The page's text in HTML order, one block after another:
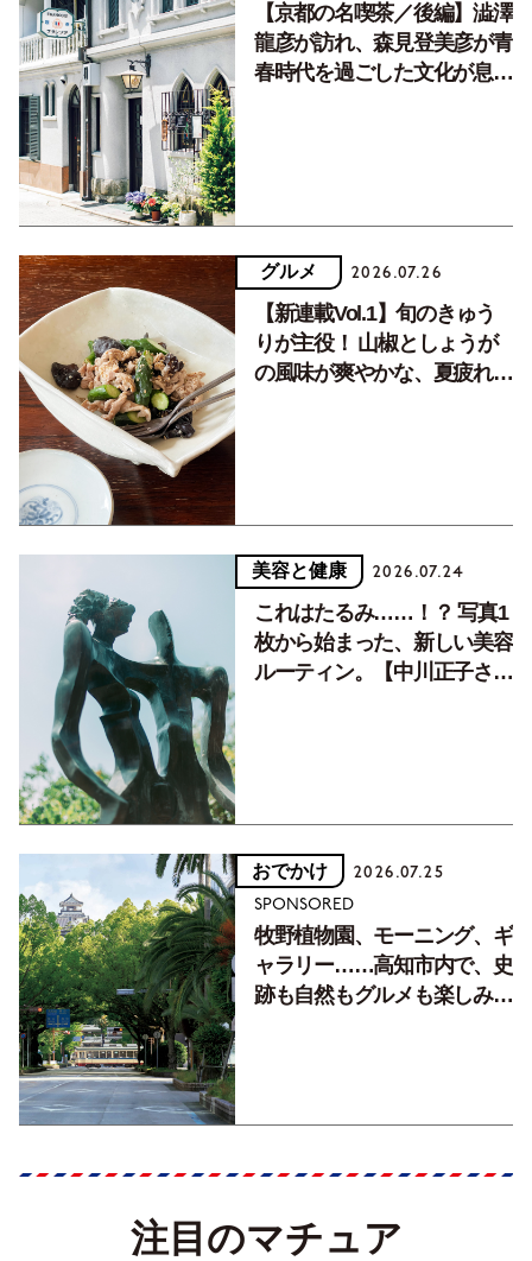
【京都の名喫茶／後編】澁澤
龍彦が訪れ、森見登美彦が青
春時代を過ごした文化が息づ
グルメ 2026.07.26
【新連載Vol.1】旬のきゅう
りが主役！ 山椒としょうが
の風味が爽やかな、夏疲れを
美容と健康 2026.07.24
これはたるみ……！？ 写真1
枚から始まった、新しい美容
ルーティン。【中川正子さん
おでかけ 2026.07.25
SPONSORED
牧野植物園、モーニング、ギ
ャラリー……高知市内で、史
跡も自然もグルメも楽しみ尽
注目のマチュア